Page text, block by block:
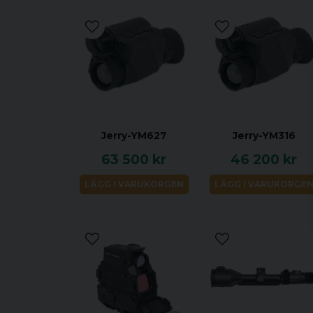
Jerry-YM627
63 500 kr
LÄGG I VARUKORGEN
Jerry-YM316
46 200 kr
LÄGG I VARUKORGEN